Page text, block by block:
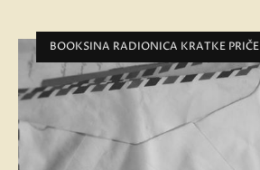
BOOKSINA RADIONICA KRATKE PRIČE